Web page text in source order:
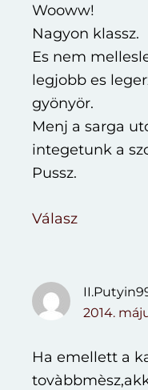
Wooww!
Nagyon klassz.
Es nem
legjobb es
gyönyör.
Menj a sarga
integetunk a
Pussz.
Válasz
2014.
Ha emellett a